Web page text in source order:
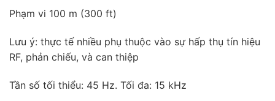
Phạm vi 100 m (300 ft)
Lưu ý: thực tế nhiều phụ thuộc vào sự hấp thụ tín hiệu
RF, phản chiếu, và can thiệp
Tần số tối thiểu: 45 Hz. Tối đa: 15 kHz